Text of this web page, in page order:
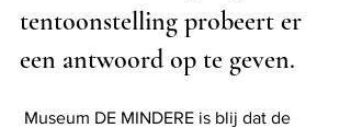
tentoonstelling probeert er
een antwoord op te geven.